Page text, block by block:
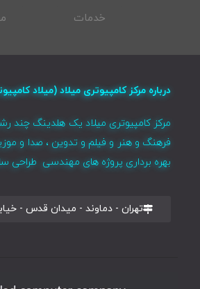
خدمات
درباره مرکز کامپیوتری میلاد (میلاد
مرکز کامپیوتری میلاد یک هلدینگ چند
فرهنگ و هنر و فیلم و تدوین ، صدا و
بهره برداری پروژه های مهندسی طراحی
تهران - دماوند - میدان قدس -